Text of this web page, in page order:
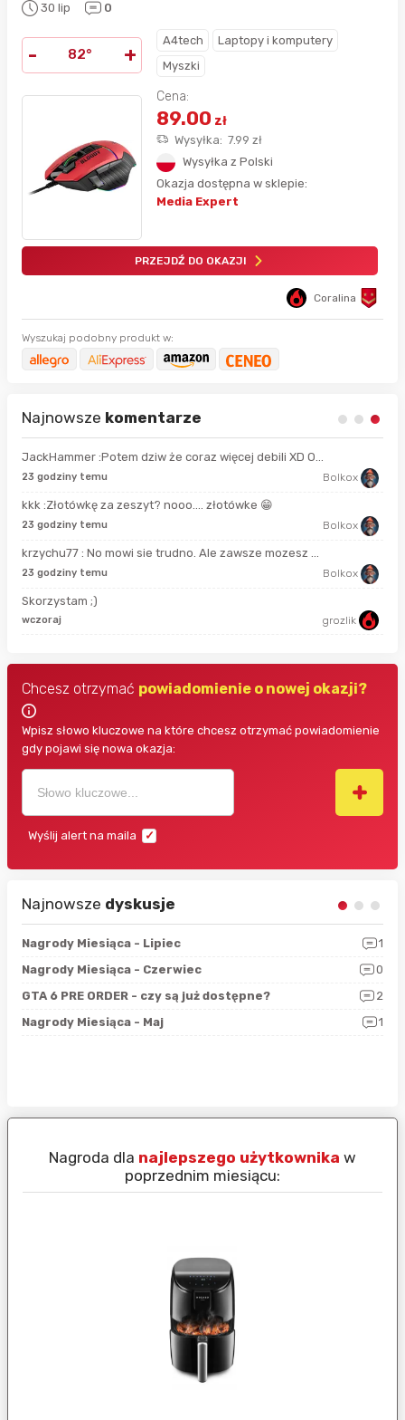
30 lip 0
- 82° +
A4tech
Laptopy i komputery
Myszki
Cena:
89.00 zł
Wysyłka: 7.99 zł
Wysyłka z Polski
Okazja dostępna w sklepie:
Media Expert
PRZEJDŹ DO OKAZJI
Coralina
Wyszukaj podobny produkt w:
Najnowsze komentarze
JackHammer :Potem dziw że coraz więcej debili XD O...
23 godziny temu Bolkox
kkk :Złotówkę za zeszyt? nooo…. złotówke 😁
23 godziny temu Bolkox
krzychu77 : No mowi sie trudno. Ale zawsze mozesz ...
23 godziny temu Bolkox
Skorzystam ;)
wczoraj grozlik
Chcesz otrzymać powiadomienie o nowej okazji?
Wpisz słowo kluczowe na które chcesz otrzymać powiadomienie
gdy pojawi się nowa okazja:
Wyślij alert na maila
Najnowsze dyskusje
Nagrody Miesiąca - Lipiec
1
Nagrody Miesiąca - Czerwiec
0
GTA 6 PRE ORDER - czy są już dostępne?
2
Nagrody Miesiąca - Maj
1
Nagroda dla najlepszego użytkownika w
poprzednim miesiącu: